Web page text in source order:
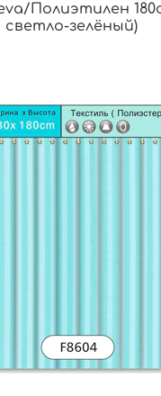
Полиэтилен
светло-зелёный)